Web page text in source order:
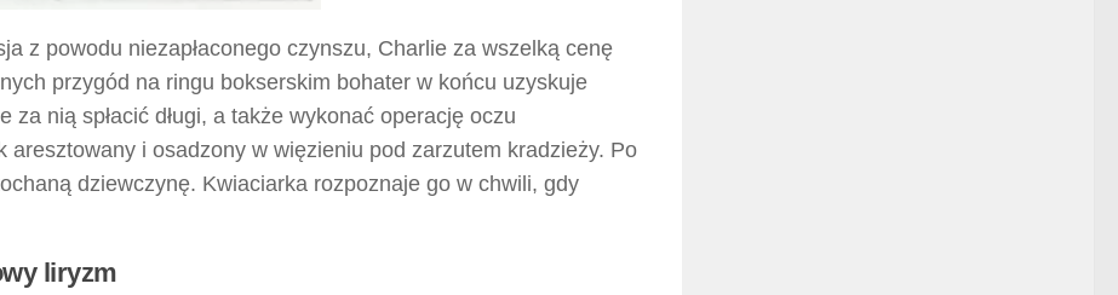
z powodu niezapłaconego czynszu, Charlie za wszelką cenę
przygód na ringu bokserskim bohater w końcu uzyskuje
nią spłacić długi, a także wykonać operację oczu
i osadzony w więzieniu pod zarzutem kradzieży. Po
dziewczynę. Kwiaciarka rozpoznaje go w chwili, gdy
liryzm